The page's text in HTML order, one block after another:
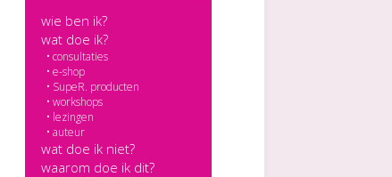
wie ben ik?
wat doe ik?
• consultaties
• e-shop
• SupeR. producten
• workshops
• lezingen
• auteur
wat doe ik niet?
waarom doe ik dit?